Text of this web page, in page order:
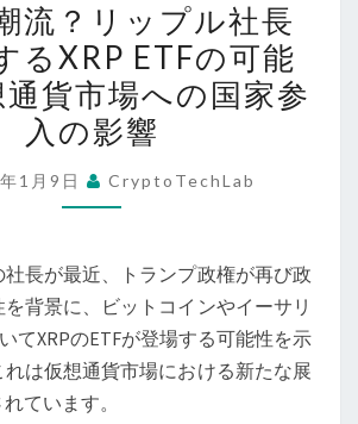
た
な
潮
流？
リ
ッ
社
長
が
示
唆
流？リップル社長
るXRP ETFの可能
貨市場への国家参
入の影響
1月9日 CryptoTechLab
長が最近、トランプ政権が再び政
背景に、ビットコインやイーサリ
てXRPのETFが登場する可能性を示
は仮想通貨市場における新たな展
ています。